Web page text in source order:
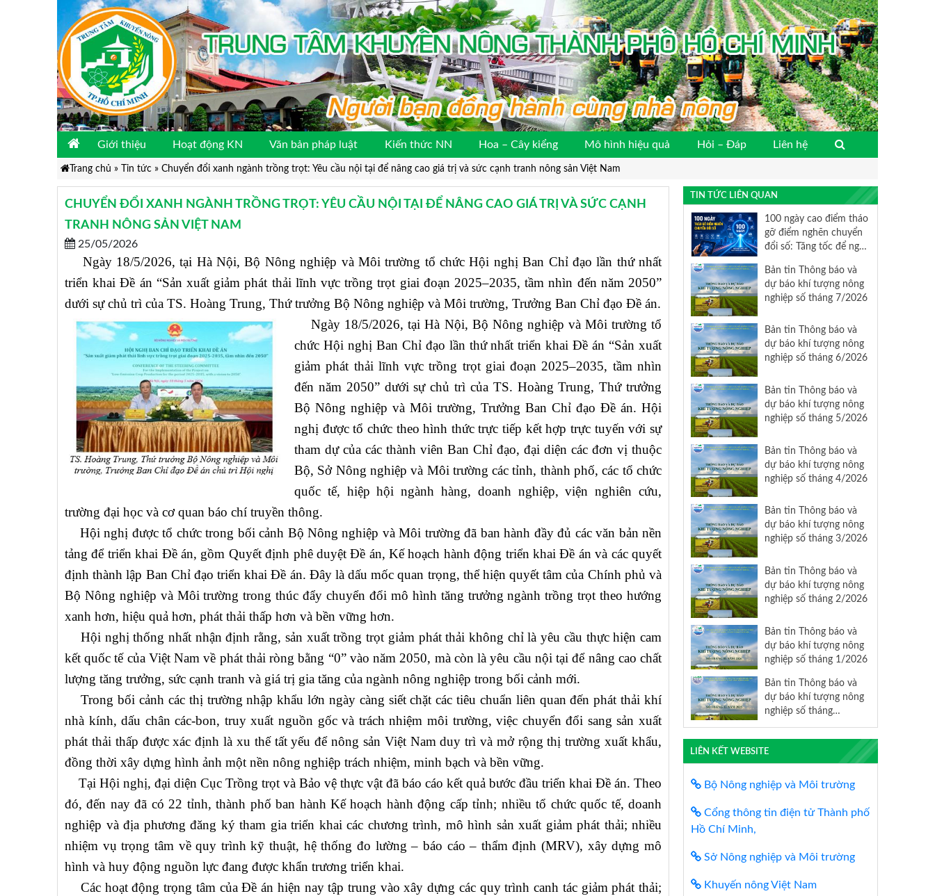
Giới thiệu Hoạt động KN Văn bản pháp luật Kiến thức NN Hoa – Cây kiểng Mô hình hiệu quả Hỏi – Đáp Liên hệ
Trang chủ » Tin tức» Chuyển đổi xanh ngành trồng trọt: Yêu cầu nội tại để nâng cao giá trị và sức cạnh tranh nông sản Việt Nam
CHUYỂN ĐỔI XANH NGÀNH TRỒNG TRỌT: YÊU CẦU NỘI TẠI ĐỂ NÂNG CAO GIÁ TRỊ VÀ SỨC CẠNH
TRANH NÔNG SẢN VIỆT NAM
25/05/2026
Ngày 18/5/2026, tại Hà Nội, Bộ Nông nghiệp và Môi trường tổ chức Hội nghị Ban Chỉ đạo lần thứ nhất
triển khai Đề án “Sản xuất giảm phát thải lĩnh vực trồng trọt giai đoạn 2025–2035, tầm nhìn đến năm 2050”
dưới sự chủ trì của TS. Hoàng Trung, Thứ trưởng Bộ Nông nghiệp và Môi trường, Trưởng Ban Chỉ đạo Đề án.
Ngày 18/5/2026, tại Hà Nội, Bộ Nông nghiệp và Môi trường tổ
chức Hội nghị Ban Chỉ đạo lần thứ nhất triển khai Đề án “Sản xuất
giảm phát thải lĩnh vực trồng trọt giai đoạn 2025–2035, tầm nhìn
đến năm 2050” dưới sự chủ trì của TS. Hoàng Trung, Thứ trưởng
Bộ Nông nghiệp và Môi trường, Trưởng Ban Chỉ đạo Đề án. Hội
nghị được tổ chức theo hình thức trực tiếp kết hợp trực tuyến với sự
tham dự của các thành viên Ban Chỉ đạo, đại diện các đơn vị thuộc
Bộ, Sở Nông nghiệp và Môi trường các tỉnh, thành phố, các tổ chức
quốc tế, hiệp hội ngành hàng, doanh nghiệp, viện nghiên cứu,
trường đại học và cơ quan báo chí truyền thông.
Hội nghị được tổ chức trong bối cảnh Bộ Nông nghiệp và Môi trường đã ban hành đầy đủ các văn bản nền
tảng để triển khai Đề án, gồm Quyết định phê duyệt Đề án, Kế hoạch hành động triển khai Đề án và các quyết
định thành lập Ban Chỉ đạo triển khai Đề án. Đây là dấu mốc quan trọng, thể hiện quyết tâm của Chính phủ và
Bộ Nông nghiệp và Môi trường trong thúc đẩy chuyển đổi mô hình tăng trưởng ngành trồng trọt theo hướng
xanh hơn, hiệu quả hơn, phát thải thấp hơn và bền vững hơn.
Hội nghị thống nhất nhận định rằng, sản xuất trồng trọt giảm phát thải không chỉ là yêu cầu thực hiện cam
kết quốc tế của Việt Nam về phát thải ròng bằng “0” vào năm 2050, mà còn là yêu cầu nội tại để nâng cao chất
lượng tăng trưởng, sức cạnh tranh và giá trị gia tăng của ngành nông nghiệp trong bối cảnh mới.
Trong bối cảnh các thị trường nhập khẩu lớn ngày càng siết chặt các tiêu chuẩn liên quan đến phát thải khí
nhà kính, dấu chân các-bon, truy xuất nguồn gốc và trách nhiệm môi trường, việc chuyển đổi sang sản xuất
phát thải thấp được xác định là xu thế tất yếu để nông sản Việt Nam duy trì và mở rộng thị trường xuất khẩu,
đồng thời xây dựng hình ảnh một nền nông nghiệp trách nhiệm, minh bạch và bền vững.
Tại Hội nghị, đại diện Cục Trồng trọt và Bảo vệ thực vật đã báo cáo kết quả bước đầu triển khai Đề án. Theo
đó, đến nay đã có 22 tỉnh, thành phố ban hành Kế hoạch hành động cấp tỉnh; nhiều tổ chức quốc tế, doanh
nghiệp và địa phương đăng ký tham gia triển khai các chương trình, mô hình sản xuất giảm phát thải; nhiều
nhiệm vụ trọng tâm về quy trình kỹ thuật, hệ thống đo lường – báo cáo – thẩm định (MRV), xây dựng mô
hình và huy động nguồn lực đang được khẩn trương triển khai.
Các hoạt động trọng tâm của Đề án hiện nay tập trung vào xây dựng các quy trình canh tác giảm phát thải;
TIN TỨC LIÊN QUAN
100 ngày cao điểm tháo
gỡ điểm nghẽn chuyển
đổi số: Tăng tốc để nghị
sống
Bản tin Thông báo và
dự báo khí tượng nông
nghiệp số tháng 7/2026
Bản tin Thông báo và
dự báo khí tượng nông
nghiệp số tháng 6/2026
Bản tin Thông báo và
dự báo khí tượng nông
nghiệp số tháng 5/2026
Bản tin Thông báo và
dự báo khí tượng nông
nghiệp số tháng 4/2026
Bản tin Thông báo và
dự báo khí tượng nông
nghiệp số tháng 3/2026
Bản tin Thông báo và
dự báo khí tượng nông
nghiệp số tháng 2/2026
Bản tin Thông báo và
dự báo khí tượng nông
nghiệp số tháng 1/2026
Bản tin Thông báo và
dự báo khí tượng nông
nghiệp số tháng
LIÊN KẾT WEBSITE
Bộ Nông nghiệp và Môi trường
Cổng thông tin điện tử Thành phố
Hồ Chí Minh,
Sở Nông nghiệp và Môi trường
Khuyến nông Việt Nam